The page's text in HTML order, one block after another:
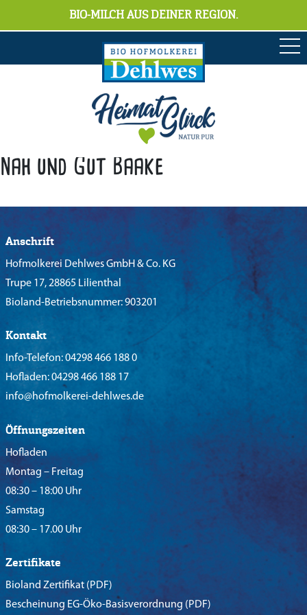
BIO-MILCH AUS DEINER REGION.
Nah und Gut Baake
Anschrift
Hofmolkerei Dehlwes GmbH & Co. KG
Trupe 17, 28865 Lilienthal
Bioland-Betriebsnummer: 903201
Kontakt
Info-Telefon:04298 466 188 0
Hofladen:04298 466 188 17
info@hofmolkerei-dehlwes.de
Öffnungszeiten
Hofladen
Montag – Freitag
08:30 – 18:00 Uhr
Samstag
08:30 – 17.00 Uhr
Zertifikate
Bioland Zertifikat (PDF)
Bescheinung EG-Öko-Basisverordnung (PDF)